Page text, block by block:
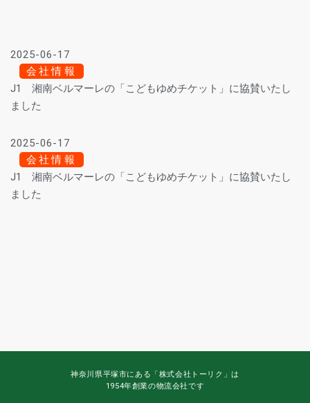
2025-06-17
会社情報
J1 湘南ベルマーレの「こどもゆめチケット」に協賛いたし
ました
2025-06-17
会社情報
J1 湘南ベルマーレの「こどもゆめチケット」に協賛いたし
ました
神奈川県平塚市にある「株式会社トーリク」は
1954年創業の物流会社です